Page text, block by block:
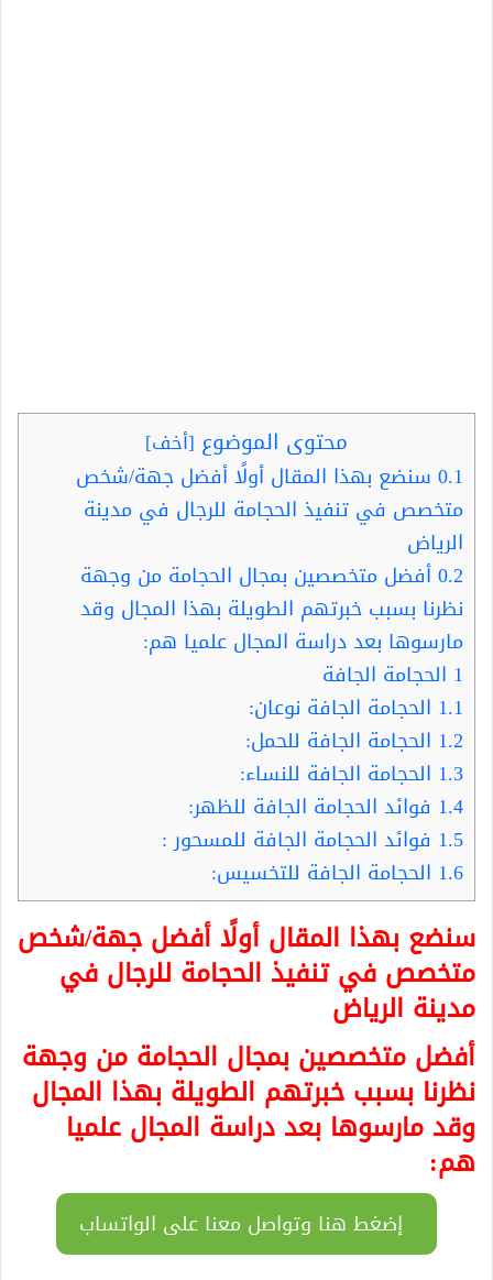
محتوى الموضوع [أخف]
0.1 سنضع بهذا المقال أولًا أفضل جهة/شخص
متخصص في تنفيذ الحجامة للرجال في مدينة
الرياض
0.2أفضل متخصصين بمجال الحجامة من وجهة
نظرنا بسبب خبرتهم الطويلة بهذا المجال وقد
مارسوها بعد دراسة المجال علميا هم:
1 الحجامة الجافة
1.1 الحجامة الجافة نوعان:
1.2 الحجامة الجافة للحمل:
1.3 الحجامة الجافة للنساء:
1.4 فوائد الحجامة الجافة للظهر:
1.5 فوائد الحجامة الجافة للمسحور :
1.6 الحجامة الجافة للتخسيس:
سنضع بهذا المقال أولًا أفضل جهة/شخص
متخصص في تنفيذ الحجامة للرجال في
مدينة الرياض
أفضل متخصصين بمجال الحجامة من وجهة
نظرنا بسبب خبرتهم الطويلة بهذا المجال
وقد مارسوها بعد دراسة المجال علميا
هم:
إضغط هنا وتواصل معنا على الواتساب